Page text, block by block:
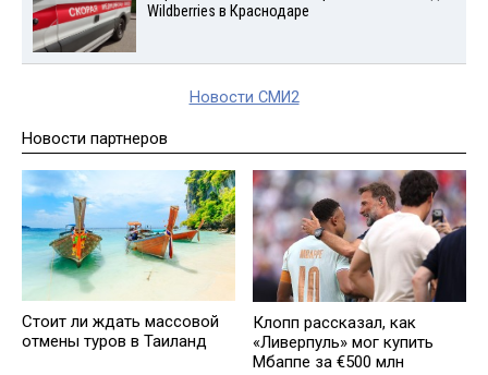
Wildberries в Краснодаре
Новости СМИ2
Новости партнеров
Стоит ли ждать массовой
отмены туров в Таиланд
Клопп рассказал, как
«Ливерпуль» мог купить
Мбаппе за €500 млн